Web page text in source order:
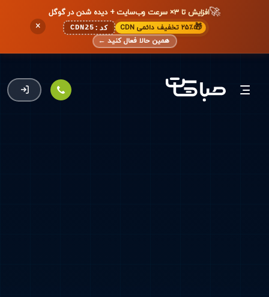
🚀افزایش تا ۳× سرعت وب‌سایت + دیده شدن در گوگل
🎁۲۵٪ تخفیف دائمی CDN کد: CDN25
همین حالا فعال کنید ←
×